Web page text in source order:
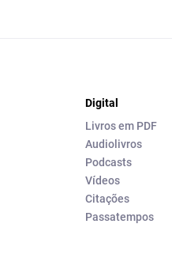
Digital
Livros em PDF
Audiolivros
Podcasts
Vídeos
Citações
Passatempos